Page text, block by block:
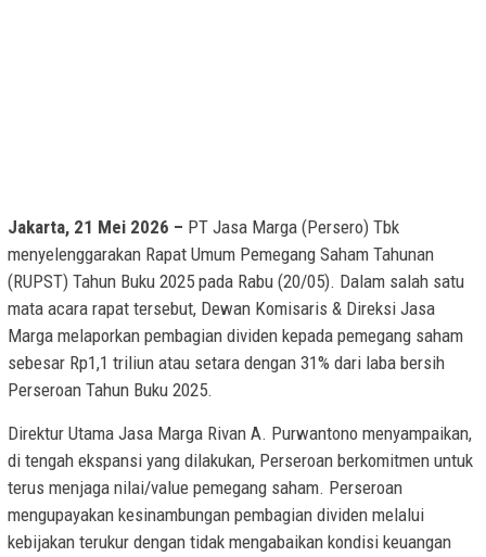
Jakarta, 21 Mei 2026 – PT Jasa Marga (Persero) Tbk
menyelenggarakan Rapat Umum Pemegang Saham Tahunan
(RUPST) Tahun Buku 2025 pada Rabu (20/05). Dalam salah satu
mata acara rapat tersebut, Dewan Komisaris & Direksi Jasa
Marga melaporkan pembagian dividen kepada pemegang saham
sebesar Rp1,1 triliun atau setara dengan 31% dari laba bersih
Perseroan Tahun Buku 2025.
Direktur Utama Jasa Marga Rivan A. Purwantono menyampaikan,
di tengah ekspansi yang dilakukan, Perseroan berkomitmen untuk
terus menjaga nilai/value pemegang saham. Perseroan
mengupayakan kesinambungan pembagian dividen melalui
kebijakan terukur dengan tidak mengabaikan kondisi keuangan